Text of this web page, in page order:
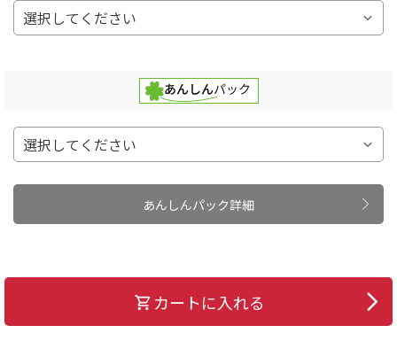
あんしんパック詳細
カートに入れる